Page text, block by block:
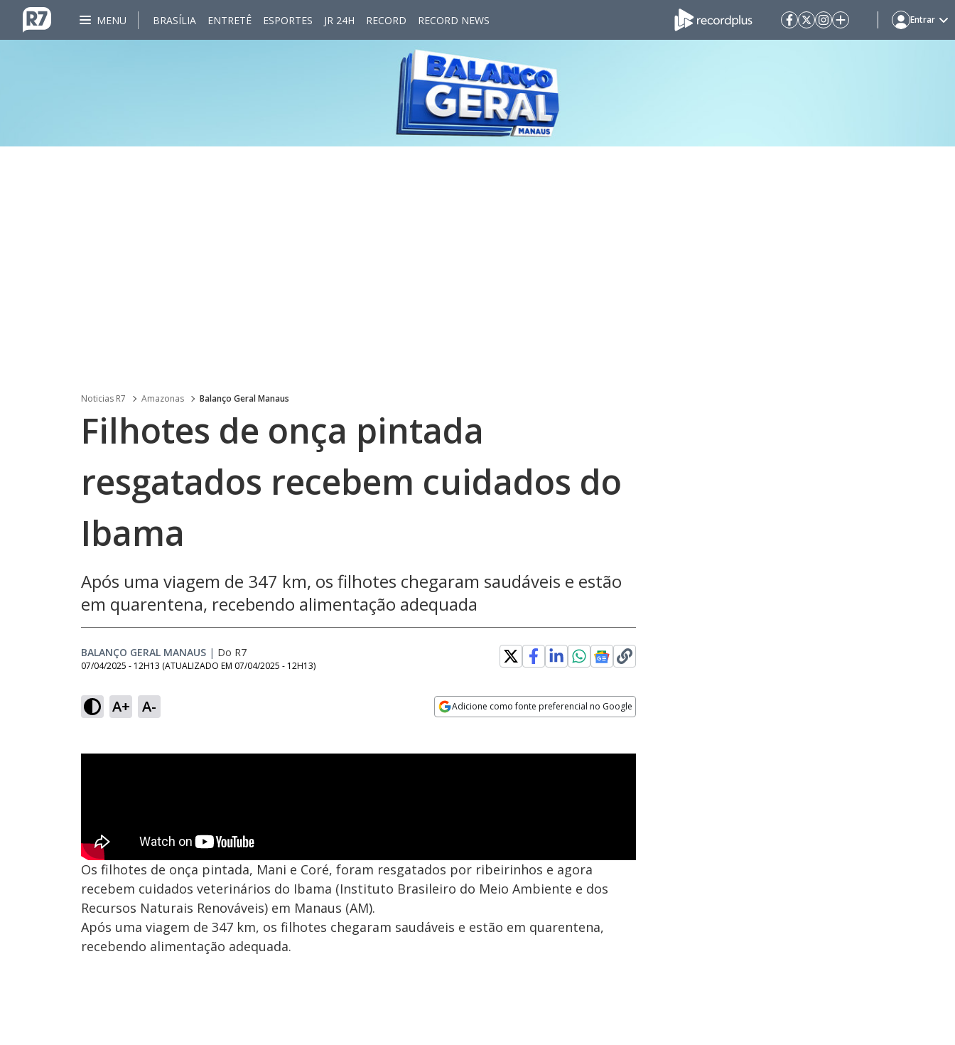
MENU BRASÍLIA ENTRETÊ ESPORTES JR 24H RECORD RECORD NEWS Entrar
Noticias R7 Amazonas Balanço Geral Manaus
Filhotes de onça pintada
resgatados recebem cuidados do
Ibama
Após uma viagem de 347 km, os filhotes chegaram saudáveis e estão
em quarentena, recebendo alimentação adequada
BALANÇO GERAL MANAUS | Do R7
07/04/2025 - 12H13 (ATUALIZADO EM 07/04/2025 - 12H13)
A+ A- Adicione como fonte preferencial no Google
Os filhotes de onça pintada, Mani e Coré, foram resgatados por ribeirinhos e agora
recebem cuidados veterinários do Ibama (Instituto Brasileiro do Meio Ambiente e dos
Recursos Naturais Renováveis) em Manaus (AM).
Após uma viagem de 347 km, os filhotes chegaram saudáveis e estão em quarentena,
recebendo alimentação adequada.